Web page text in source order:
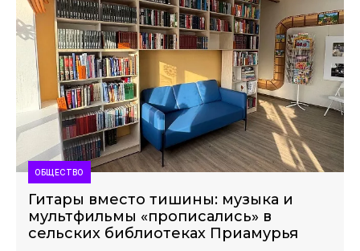
ОБЩЕСТВО
Гитары вместо тишины: музыка и
мультфильмы «прописались» в
сельских библиотеках Приамурья